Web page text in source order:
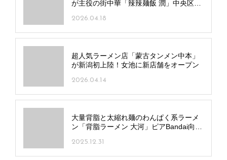
が主役の街中華「辣辣麺飯 潤」中央区弁
2026.04.18
超人気ラーメン店「蒙古タンメン中本」
が新潟初上陸！女池に新店舗をオープン
2026.04.14
大量背脂と太縮れ麺のわんぱく系ラーメ
ン「背脂ラーメン 大河」ピアBandai向か
2025.12.31